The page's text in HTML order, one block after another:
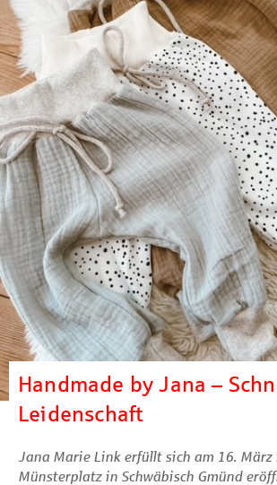
Handmade by Jana –
Leidenschaft
Jana Marie Link erfüllt sich am 16. März
Münsterplatz in Schwäbisch Gmünd